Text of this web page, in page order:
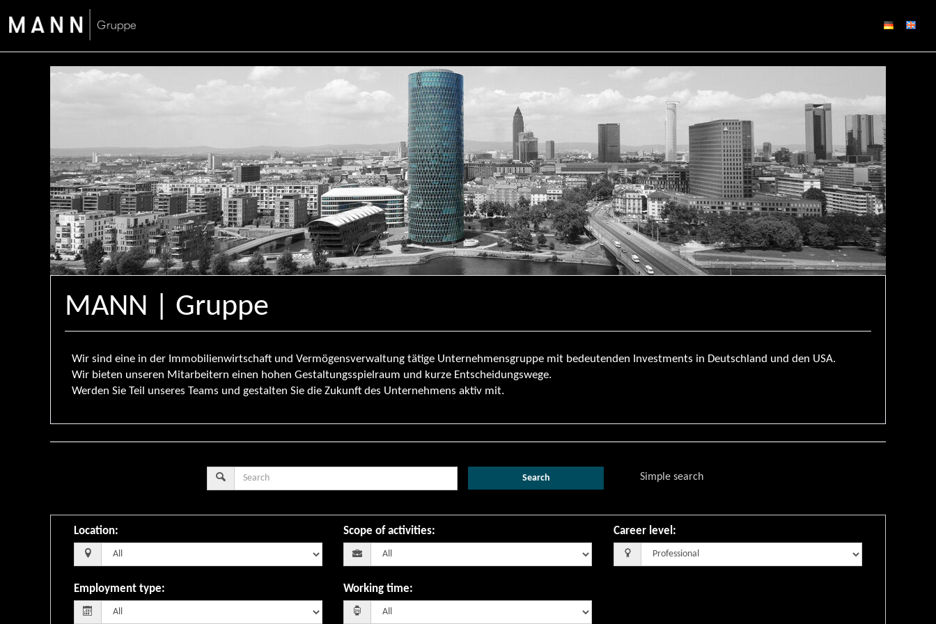
MANN | Gruppe
Wir sind eine in der Immobilienwirtschaft und Vermögensverwaltung tätige Unternehmensgruppe mit bedeutenden Investments in Deutschland und den USA.
Wir bieten unseren Mitarbeitern einen hohen Gestaltungsspielraum und kurze Entscheidungswege.
Werden Sie Teil unseres Teams und gestalten Sie die Zukunft des Unternehmens aktiv mit.
Search Simple search
Location: Scope of activities: Career level :
Employment type: Working time: